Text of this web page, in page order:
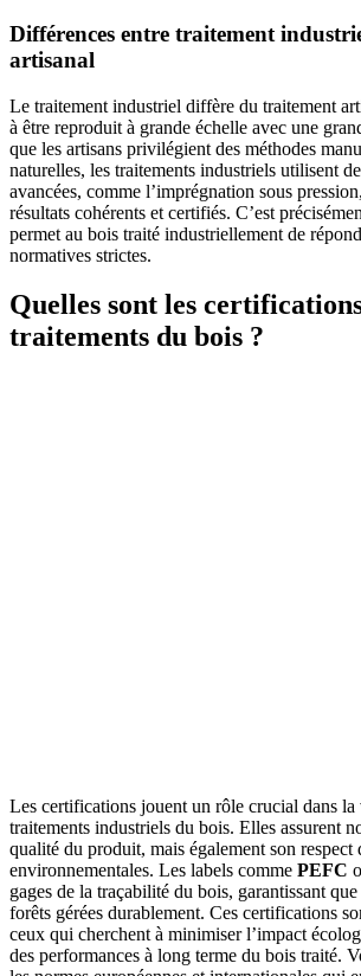
Différences entre traitement
artisanal
Le traitement industriel diffère du traitement
à être reproduit à grande échelle avec une
que les artisans privilégient des méthodes
naturelles, les traitements industriels utilisent
avancées, comme l’imprégnation sous
résultats cohérents et certifiés. C’est
permet au bois traité industriellement de
normatives strictes.
Quelles sont les
traitements du bois ?
Les certifications jouent un rôle crucial dans la
traitements industriels du bois. Elles assurent
qualité du produit, mais également son respect
environnementales. Les labels comme PEFC
gages de la traçabilité du bois, garantissant
forêts gérées durablement. Ces certifications
ceux qui cherchent à minimiser l’impact
des performances à long terme du bois traité.